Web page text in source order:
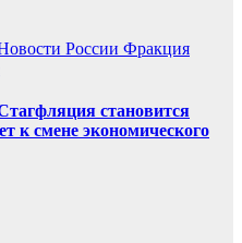
России Фракция
становится
к смене экономического